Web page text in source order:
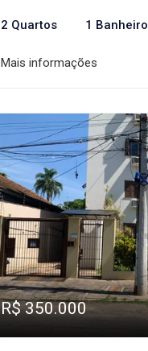
2 Quartos 1 Banheiro
Mais informações
R$ 350.000